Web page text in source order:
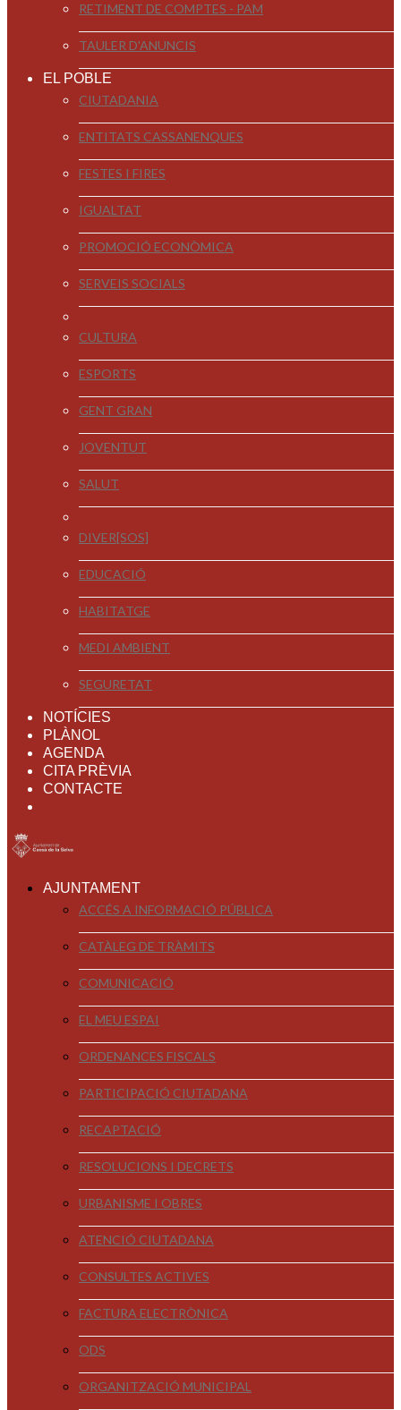
RETIMENT DE COMPTES - PAM
TAULER D'ANUNCIS
EL POBLE
CIUTADANIA
ENTITATS CASSANENQUES
FESTES I FIRES
IGUALTAT
PROMOCIÓ ECONÒMICA
SERVEIS SOCIALS
CULTURA
ESPORTS
GENT GRAN
JOVENTUT
SALUT
DIVER[SOS]
EDUCACIÓ
HABITATGE
MEDI AMBIENT
SEGURETAT
NOTÍCIES
PLÀNOL
AGENDA
CITA PRÈVIA
CONTACTE
AJUNTAMENT
ACCÉS A INFORMACIÓ PÚBLICA
CATÀLEG DE TRÀMITS
COMUNICACIÓ
EL MEU ESPAI
ORDENANCES FISCALS
PARTICIPACIÓ CIUTADANA
RECAPTACIÓ
RESOLUCIONS I DECRETS
URBANISME I OBRES
ATENCIÓ CIUTADANA
CONSULTES ACTIVES
FACTURA ELECTRÒNICA
ODS
ORGANITZACIÓ MUNICIPAL